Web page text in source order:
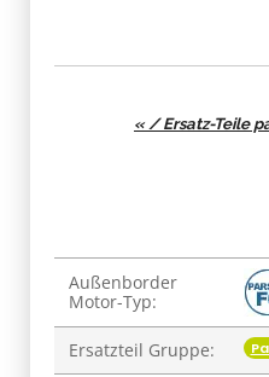
« / Ersatz-Teile
Produkteigenschaft
Wert
Außenborder
Motor-Typ:
Ersatzteil Gruppe: